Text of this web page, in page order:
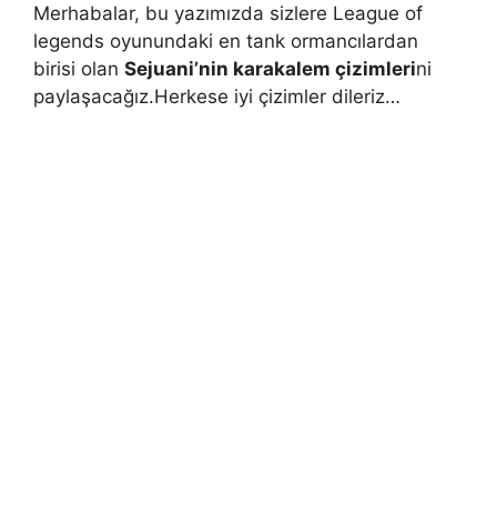
Merhabalar, bu yazımızda sizlere League of
legends oyunundaki en tank ormancılardan
birisi olan Sejuani’nin karakalem çizimlerini
paylaşacağız.Herkese iyi çizimler dileriz…